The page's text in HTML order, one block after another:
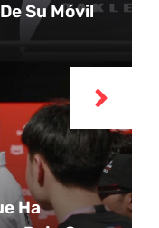
Su Móvil
Ha